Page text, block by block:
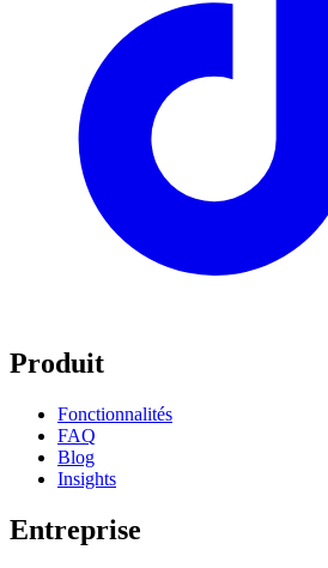
Produit
Fonctionnalités
FAQ
Blog
Insights
Entreprise